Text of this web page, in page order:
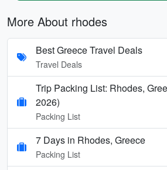
More About rhodes
Best Greece Travel Deals
Travel Deals
Trip Packing List: Rhodes,
2026)
Packing List
7 Days in Rhodes, Greece
Packing List